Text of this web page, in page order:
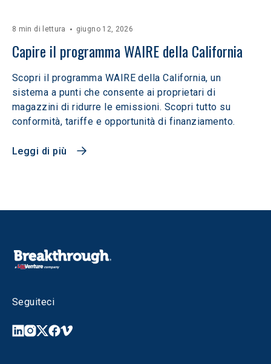
8 min di lettura giugno 12, 2026
Capire il programma WAIRE della California
Scopri il programma WAIRE della California, un
sistema a punti che consente ai proprietari di
magazzini di ridurre le emissioni. Scopri tutto su
conformità, tariffe e opportunità di finanziamento.
Leggi di più
Seguiteci